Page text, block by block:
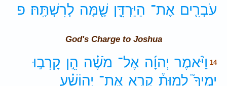
עֹבְרִ֧ים אֶת־ הַיַּרְדֵּ֛ן שָׁ֖מָּה לְרִשְׁתָּֽהּ׃ פ
God's Charge to Joshua
14 וַיֹּ֨אמֶר יְהוָ֜ה אֶל־ מֹשֶׁ֗ה הֵ֣ן קָרְב֣וּ
יָמֶיךָ֮ לָמוּת֒ קְרָ֣א אֶת־ יְהוֹשֻׁ֗עַ